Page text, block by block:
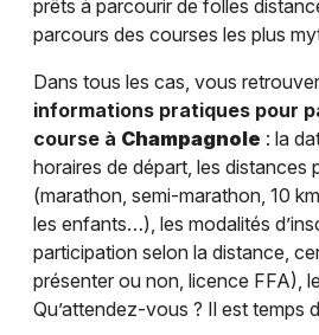
prêts à parcourir de folles
parcours des courses les plus
Dans tous les cas, vous
informations pratiques pour
course à Champagnole : la
horaires de départ, les distances
(marathon, semi-marathon, 10
les enfants…), les modalités
participation selon la distance,
présenter ou non, licence FFA),
Qu’attendez-vous ? Il est temps